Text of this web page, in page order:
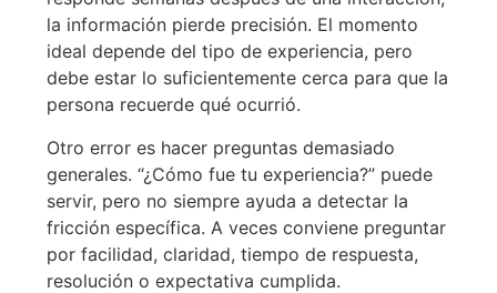
la información pierde precisión. El momento
ideal depende del tipo de experiencia, pero
debe estar lo suficientemente cerca para que la
persona recuerde qué ocurrió.
Otro error es hacer preguntas demasiado
generales. “¿Cómo fue tu experiencia?” puede
servir, pero no siempre ayuda a detectar la
fricción específica. A veces conviene preguntar
por facilidad, claridad, tiempo de respuesta,
resolución o expectativa cumplida.